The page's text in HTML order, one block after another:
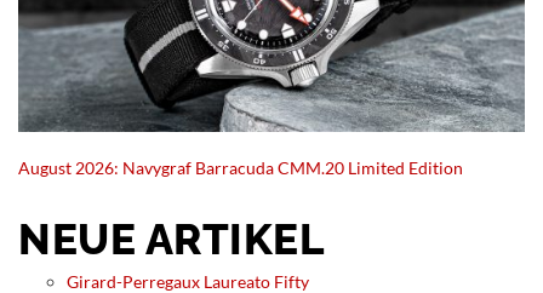
August 2026: Navygraf Barracuda CMM.20 Limited Edition
NEUE ARTIKEL
Girard-Perregaux Laureato Fifty